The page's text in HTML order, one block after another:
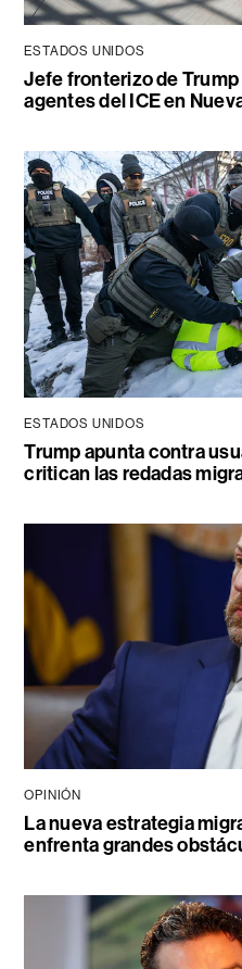
ESTADOS UNIDOS
Jefe fronterizo de
agentes del ICE en
ESTADOS UNIDOS
Trump apunta contra
critican las redadas
OPINIÓN
La nueva estrategia
enfrenta grandes